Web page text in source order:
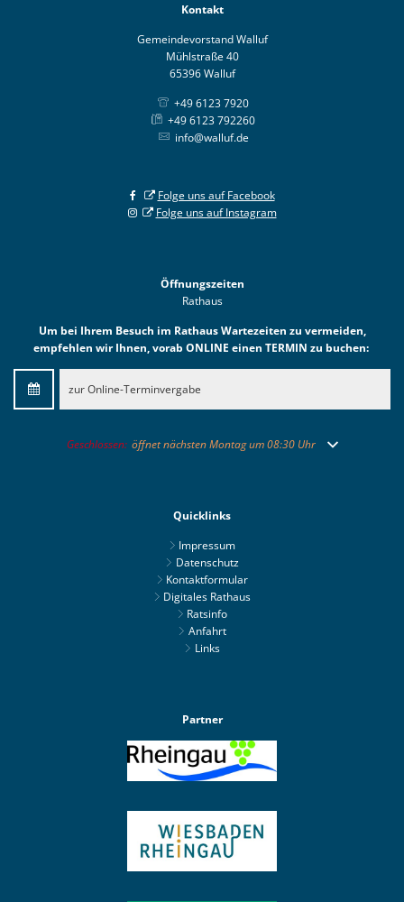
Kontakt
Gemeindevorstand Walluf
Mühlstraße 40
65396 Walluf
+49 6123 7920
+49 6123 792260
info@walluf.de
Folge uns auf Facebook
Folge uns auf Instagram
Öffnungszeiten
Rathaus
Um bei Ihrem Besuch im Rathaus Wartezeiten zu vermeiden,
empfehlen wir Ihnen, vorab ONLINE einen TERMIN zu buchen:
zur Online-Terminvergabe
Klicken, um weitere Öffnungs- oder Schließzeiten auszublenden
Geschlossen: öffnet nächsten Montag um 08:30 Uhr
Quicklinks
Impressum
Datenschutz
Kontaktformular
Digitales Rathaus
Ratsinfo
Anfahrt
Links
Partner